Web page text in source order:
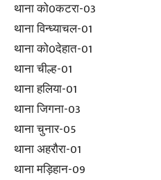
थाना को0कटरा-03
थाना विन्ध्याचल-01
थाना को0देहात-01
थाना चील्ह-01
थाना हलिया-01
थाना जिगना-03
थाना चुनार-05
थाना अहरौरा-01
थाना मड़िहान-09